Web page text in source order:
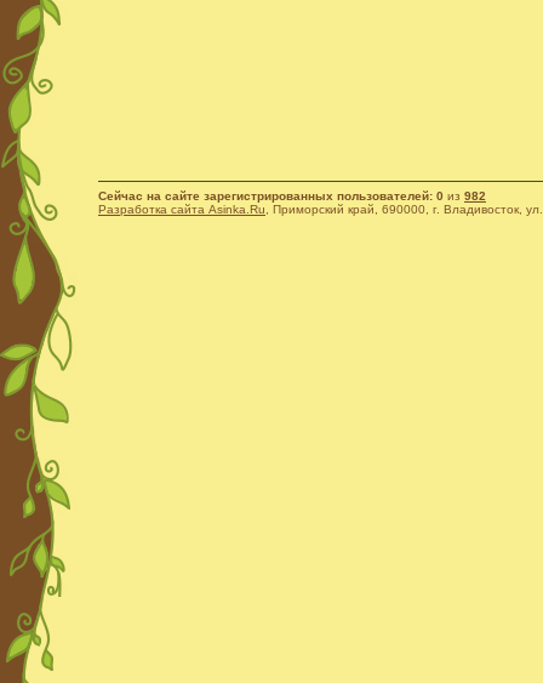
Сейчас на сайте зарегистрированных пользователей: 0 из 982
Разработка сайта Asinka.Ru , Приморский край, 690000, г. Владивосток,